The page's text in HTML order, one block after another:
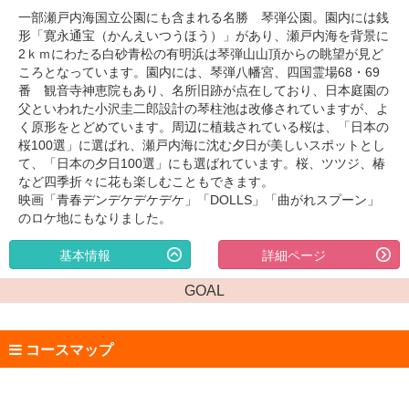
一部瀬戸内海国立公園にも含まれる名勝 琴弾公園。園内には銭
形「寛永通宝（かんえいつうほう）」があり、瀬戸内海を背景に
2ｋｍにわたる白砂青松の有明浜は琴弾山山頂からの眺望が見ど
ころとなっています。園内には、琴弾八幡宮、四国霊場68・69
番 観音寺神恵院もあり、名所旧跡が点在しており、日本庭園の
父といわれた小沢圭二郎設計の琴柱池は改修されていますが、よ
く原形をとどめています。周辺に植栽されている桜は、「日本の
桜100選」に選ばれ、瀬戸内海に沈む夕日が美しいスポットとし
て、「日本の夕日100選」にも選ばれています。桜、ツツジ、椿
など四季折々に花も楽しむこともできます。
映画「青春デンデケデケデケ」「DOLLS」「曲がれスプーン」
のロケ地にもなりました。
詳細ページ
基本情報
GOAL
コースマップ